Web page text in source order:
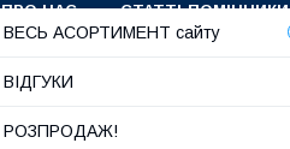
ПРО НАС СТАТТІ-ПОМІЧНИКИ
ВЕСЬ АСОРТИМЕНТ сайту
ВІДГУКИ
РОЗПРОДАЖ!